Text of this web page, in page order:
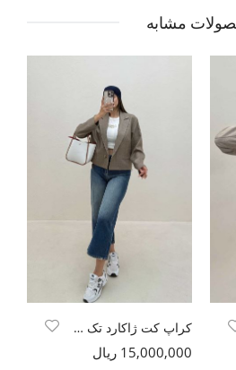
مشابه
کراپ کت ژاکارد تک دکمه طرح بتجقه
15,000,000 ریال